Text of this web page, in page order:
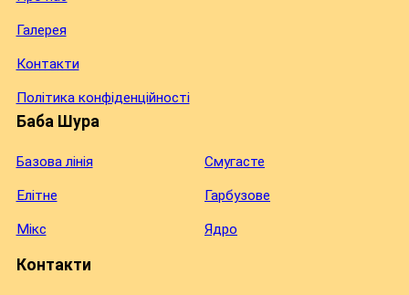
Галерея
Контакти
Політика конфіденційності
Баба Шура
Базова лінія Смугасте
Елітне Гарбузове
Мікс Ядро
Контакти